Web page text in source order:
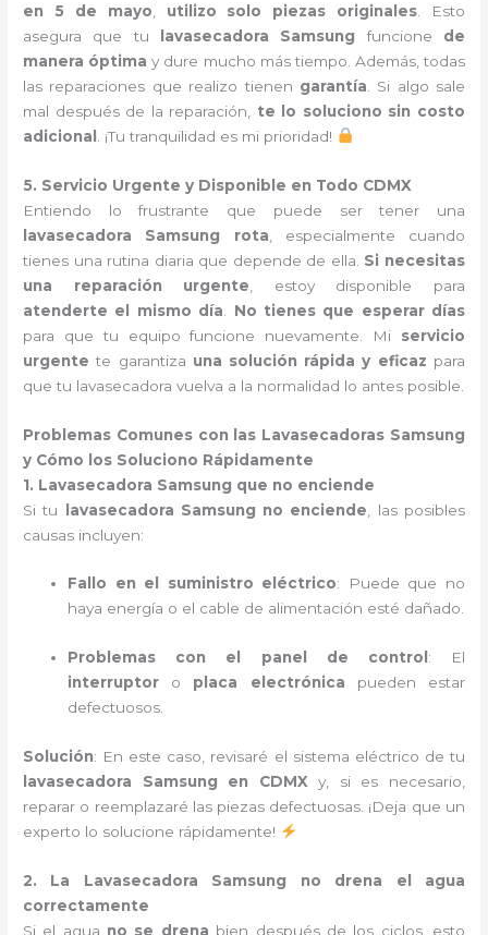
en 5 de mayo
utilizo solo piezas originales . Esto
asegura que tu
lavasecadora Samsung funcione de
manera óptima y dure mucho más tiempo. Además, todas
las reparaciones que realizo tienen garantía . Si algo sale
mal después de la reparación, te lo soluciono sin costo
adicional
. ¡Tu tranquilidad es mi prioridad!
5. Servicio Urgente y Disponible en Todo CDMX
Entiendo lo frustrante que puede ser tener una
lavasecadora Samsung rota , especialmente cuando
tienes una rutina diaria que depende de ella. Si necesitas
una reparación urgente , estoy disponible para
atenderte el mismo día
No tienes que esperar días
para que tu equipo funcione nuevamente. Mi servicio
urgente te garantiza una solución rápida y eficaz para
que tu lavasecadora vuelva a la normalidad lo antes posible.
Problemas Comunes con las Lavasecadoras Samsung
y Cómo los Soluciono Rápidamente
1. Lavasecadora Samsung que no enciende
Si tu lavasecadora Samsung no enciende , las posibles
causas incluyen:
Fallo en el suministro eléctrico: Puede que no
haya energía o el cable de alimentación esté dañado.
Problemas con el panel de control : El
interruptor o placa electrónica pueden estar
defectuosos.
Solución: En este caso, revisaré el sistema eléctrico de tu
lavasecadora Samsung en CDMX y, si es necesario,
reparar o reemplazaré las piezas defectuosas. ¡Deja que un
experto lo solucione rápidamente!
2. La Lavasecadora Samsung no drena el agua
correctamente
Si el agua no se drena bien después de los ciclos, esto